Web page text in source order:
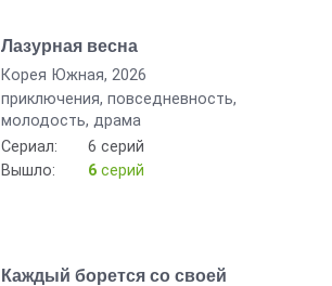
Лазурная весна
Корея Южная, 2026
приключения, повседневность,
молодость, драма
Сериал:
6 серий
Вышло:
6 серий
Каждый борется со своей